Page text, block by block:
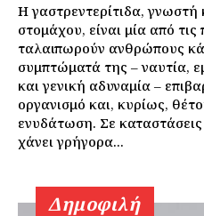
Η γαστρεντερίτιδα, γνωστή
στομάχου, είναι μία από
ταλαιπωρούν ανθρώπους
συμπτώματά της – ναυτία,
και γενική αδυναμία –
οργανισμό και, κυρίως,
ενυδάτωση. Σε
χάνει γρήγορα...
Δημοφιλή